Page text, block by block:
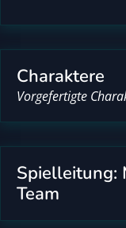
Charaktere
Vorgefertigte
Spielleitung:
Team